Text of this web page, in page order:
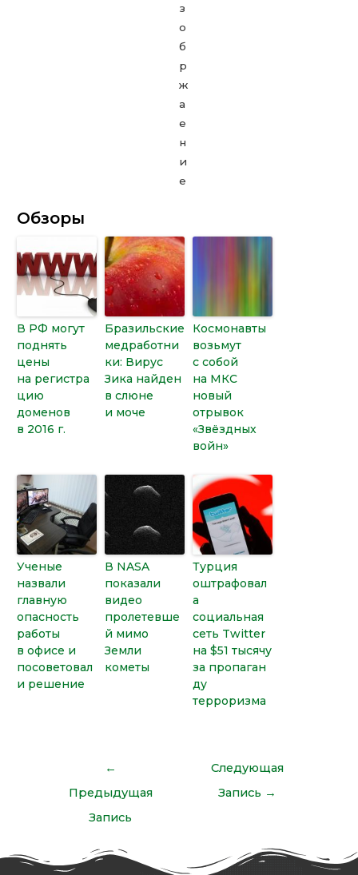
Обзоры
В РФ могут
поднять
цены
на регистра
цию
доменов
в 2016 г.
Бразильские
медработни
ки: Вирус
Зика найден
в слюне
и моче
Космонавты
возьмут
с собой
на МКС
новый
отрывок
«Звёздных
войн»
Ученые
назвали
главную
опасность
работы
в офисе и
посоветовал
и решение
В NASA
показали
видео
пролетевше
й мимо
Земли
кометы
Турция
оштрафовал
а
социальная
сеть Twitter
на $51 тысячу
за пропаган
ду
терроризма
←
Предыдущая
Запись
Следующая
Запись →